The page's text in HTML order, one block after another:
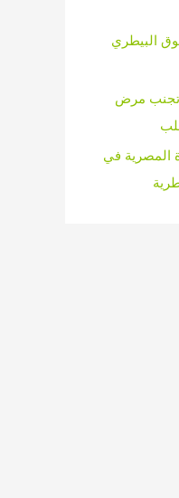
البيطري
تجنب مرض
المصرية في